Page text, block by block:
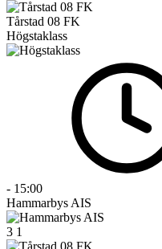
Tårstad 08 FK
Högstaklass
- 15:00
Hammarbys AIS
3 1